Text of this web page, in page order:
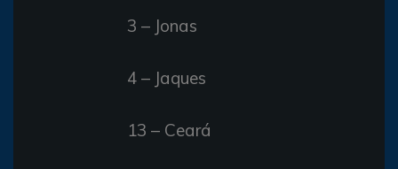
3 – Jonas
4 – Jaques
13 – Ceará